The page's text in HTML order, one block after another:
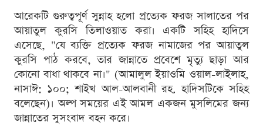
আরেকটি গুরুত্বপূর্ণ সুন্নাহ হলো প্রত্যেক ফরজ সালাতের পর
আয়াতুল কুরসি তিলাওয়াত করা। একটি সহিহ হাদিসে
এসেছে, "যে ব্যক্তি প্রত্যেক ফরজ নামাজের পর আয়াতুল
কুরসি পাঠ করবে, তার জান্নাতে প্রবেশে মৃত্যু ছাড়া আর
কোনো বাধা থাকবে না।" (আমালুল ইয়াওমি ওয়াল-লাইলাহ,
নাসাঈ: ১০০; শাইখ আল-আলবানী রহ. হাদিসটিকে সহিহ
বলেছেন)। অল্প সময়ের এই আমল একজন মুসলিমের জন্য
জান্নাতের সুসংবাদ বহন করে।